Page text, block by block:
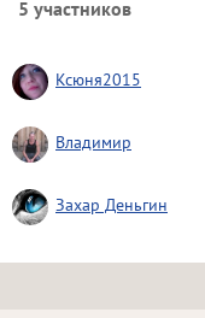
5 участников
Ксюня2015
Владимир
Захар Деньгин